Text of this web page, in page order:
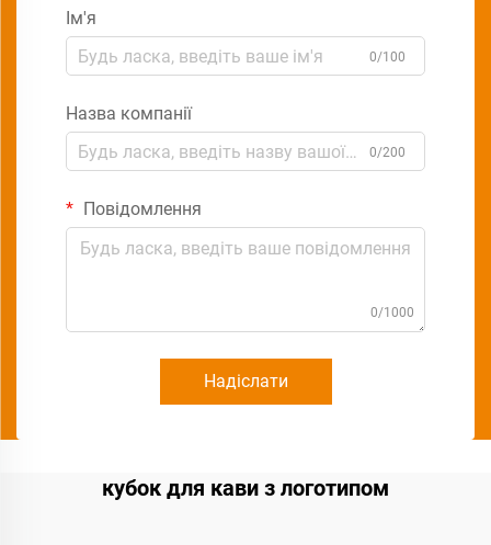
Ім'я
0/100
Назва компанії
0/200
Повідомлення
0/1000
Надіслати
кубок для кави з логотипом